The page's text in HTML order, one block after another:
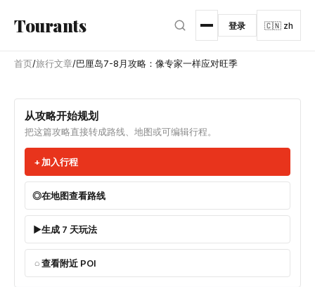
Tourants 登录 🇨🇳 zh
首页/旅行文章/巴厘岛7-8月攻略：像专家一样应对旺季
从攻略开始规划
把这篇攻略直接转成路线、地图或可编辑行程。
加入行程
在地图查看路线
生成 7 天玩法
查看附近 POI